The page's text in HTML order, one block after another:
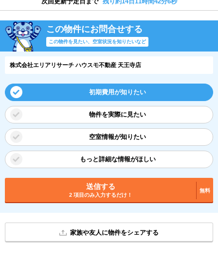
この物件にお問合せする
この物件を見たい、空室状況を知りたいなど
株式会社エリアリサーチ ハウスモ不動産 天王寺店
初期費用が知りたい
物件を実際に見たい
空室情報が知りたい
もっと詳細な情報がほしい
送信する
2 項目のみ入力するだけ！
無料
家族や友人に物件をシェアする